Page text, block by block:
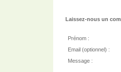
Laissez-nous un
Prénom :
Email (optionnel) :
Message :